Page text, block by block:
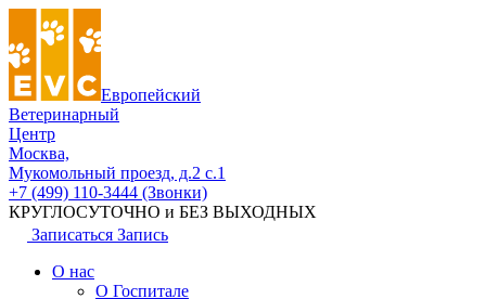
Европейский
Ветеринарный
Центр
Москва,
Мукомольный проезд, д.2 с.1
+7 (499) 110-3444 (Звонки)
КРУГЛОСУТОЧНО и БЕЗ ВЫХОДНЫХ
Записаться Запись
О нас
О Госпитале